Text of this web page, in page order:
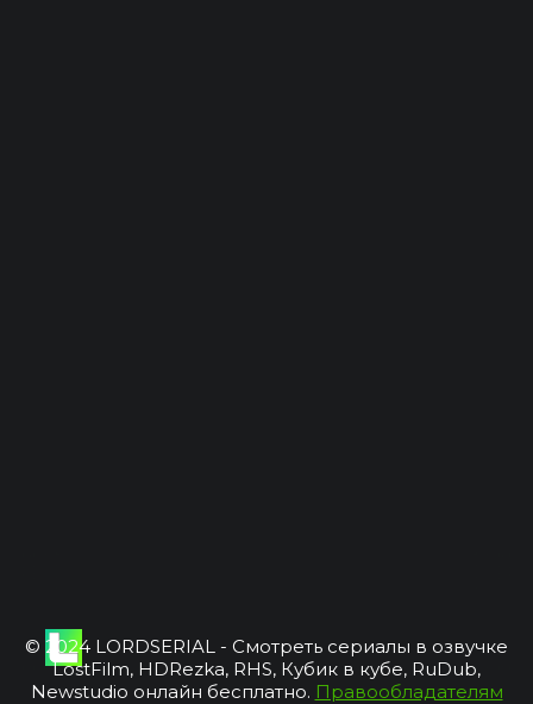
© 2024 LORDSERIAL - Смотреть сериалы в озвучке
LostFilm, HDRezka, RHS, Кубик в кубе, RuDub,
Newstudio онлайн бесплатно. Правообладателям